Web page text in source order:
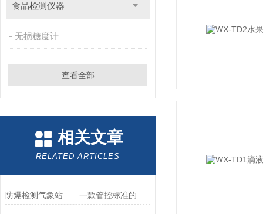
食品检测仪器
无损糖度计
查看全部
相关文章
RELATED ARTICLES